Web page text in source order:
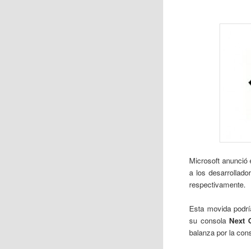
Microsoft anunció
a los
respectivamente.
Esta movida
su consola Next
balanza por la